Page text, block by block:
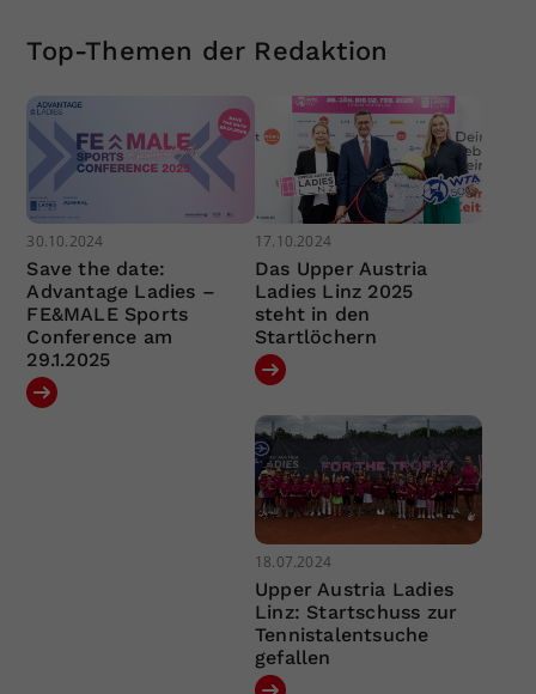
Top-Themen der Redaktion
30.10.2024
Save the date:
Advantage Ladies –
FE&MALE Sports
Conference am
29.1.2025
17.10.2024
Das Upper Austria
Ladies Linz 2025
steht in den
Startlöchern
18.07.2024
Upper Austria Ladies
Linz: Startschuss zur
Tennistalentsuche
gefallen